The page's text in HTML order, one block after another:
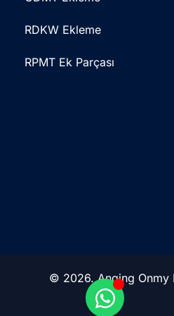
RDKW Ekleme
RPMT Ek Parçası
© 2026. Anqing Onmy